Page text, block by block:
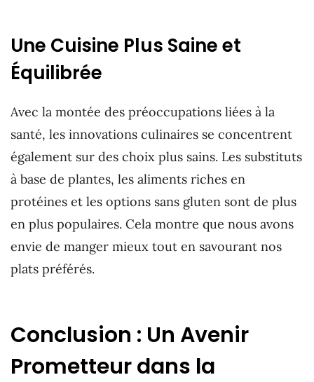
Une Cuisine Plus Saine et
Équilibrée
Avec la montée des préoccupations liées à la
santé, les innovations culinaires se concentrent
également sur des choix plus sains. Les substituts
à base de plantes, les aliments riches en
protéines et les options sans gluten sont de plus
en plus populaires. Cela montre que nous avons
envie de manger mieux tout en savourant nos
plats préférés.
Conclusion : Un Avenir
Prometteur dans la